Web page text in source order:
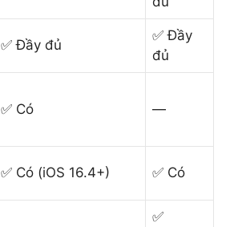
✅ Đầy đủ
✅ Đầy
đủ
✅ Có —
✅ Có (iOS 16.4+) ✅ Có
✅